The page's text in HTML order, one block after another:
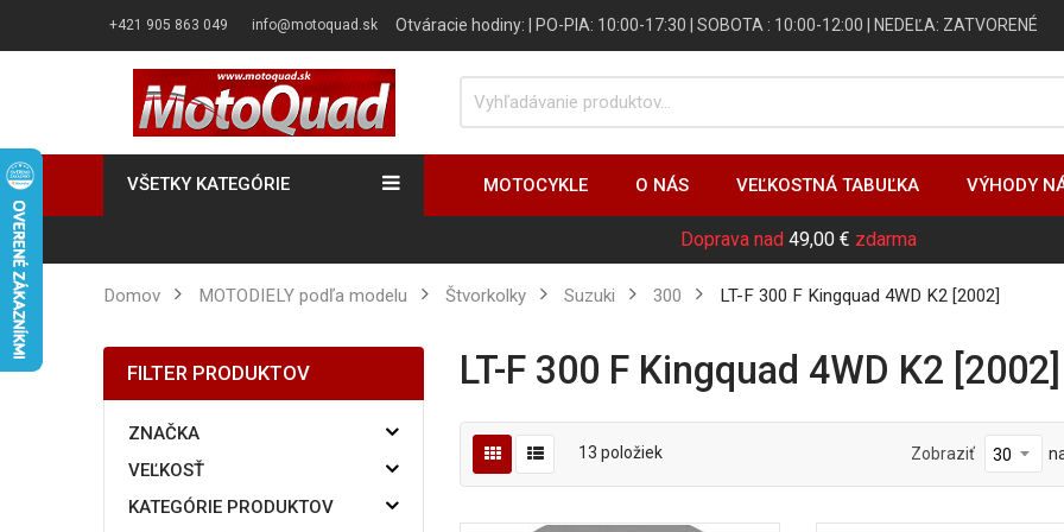
+421 905 863 049 info@motoquad.sk Otváracie hodiny: | PO-PIA: 10:00-17:30 | SOBOTA : 10:00-12:00 | NEDEĽA: ZATVORENÉ
VŠETKY KATEGÓRIE MOTOCYKLE O NÁS VEĽKOSTNÁ TABUĽKA VÝHODY
Doprava nad 49,00 € zdarma
Domov MOTODIELY podľa modelu Štvorkolky Suzuki 300 LT-F 300 F Kingquad 4WD K2 [2002]
LT-F 300 F Kingquad 4WD K2 [2002]
13 položiek Zobraziť
FILTER PRODUKTOV
ZNAČKA
VEĽKOSŤ
KATEGÓRIE PRODUKTOV